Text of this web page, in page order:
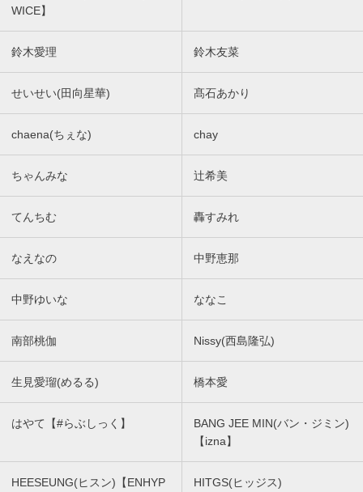
WICE】
鈴木愛理 鈴木友菜
せいせい(田向星華) 髙石あかり
chaena(ちぇな) chay
ちゃんみな 辻希美
てんちむ 轟すみれ
なえなの 中野恵那
中野ゆいな ななこ
南部桃伽 Nissy(西島隆弘)
生見愛瑠(めるる) 橋本愛
はやて【#らぶしっく】
BANG JEE MIN(バン・ジミン)
【izna】
HEESEUNG(ヒスン)【ENHYP
HITGS(ヒッジス)